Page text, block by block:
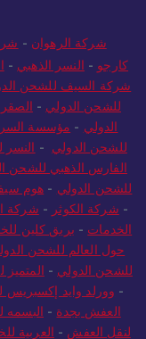
شركة الرهوان -
كارجو - النسر الذهبي -
شركة السيف للشحن
للشحن الدولي -
الدولي - مؤسسة
للشحن الدولي -
الفارس الذهبي للشحن
للشحن الدولي - هوم
- شركة الكوثر - شركة
الخدمات - بريق كلين
حول العالم للشحن
للشحن الدولي -
- وورلد وايد إكسبريس
العفش بجدة - البسمه
لنقل العفش - العربية